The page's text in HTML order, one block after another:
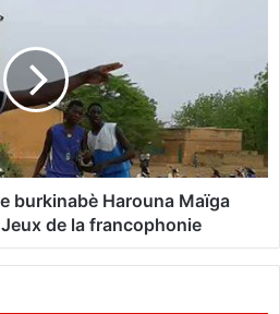
burkinabè Harouna Maïga
de la francophonie